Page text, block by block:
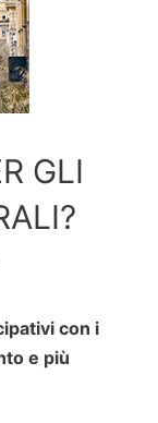
GLI
con i
e più